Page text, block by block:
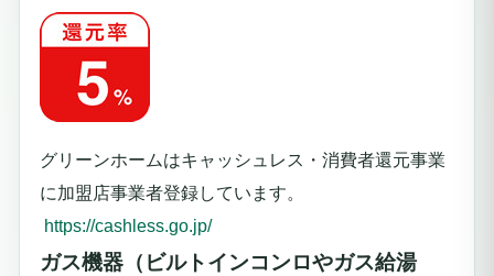
グリーンホームはキャッシュレス・消費者還元事業
に加盟店事業者登録しています。
https://cashless.go.jp/
ガス機器（ビルトインコンロやガス給湯